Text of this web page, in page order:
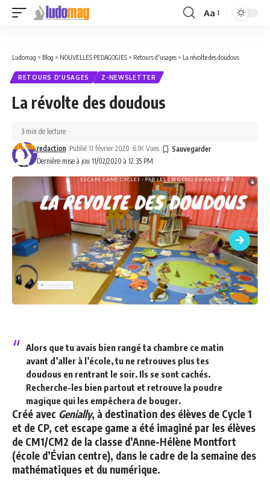
Font
Aa
Ludomag > Blog > NOUVELLES PEDAGOGIES > Retours d'usages > La révolte des doudous
RETOURS D'USAGES Z-NEWSLETTER
La révolte des doudous
Dernière mise à jou 11/02/2020 à 12:35 PM
redaction Publié 11 février 2020 6.1K Vues
3 min de lecture
Alors que tu avais bien rangé ta chambre ce matin
avant d’aller à l’école, tu ne retrouves plus tes
doudous en rentrant le soir. Ils se sont cachés.
Recherche-les bien partout et retrouve la poudre
magique qui les empêchera de bouger.
Créé avec Genially, à destination des élèves de Cycle 1
et de CP, cet escape game a été imaginé par les élèves
de CM1/CM2 de la classe d’Anne-Hélène Montfort
(école d’Évian centre), dans le cadre de la semaine des
mathématiques et du numérique.